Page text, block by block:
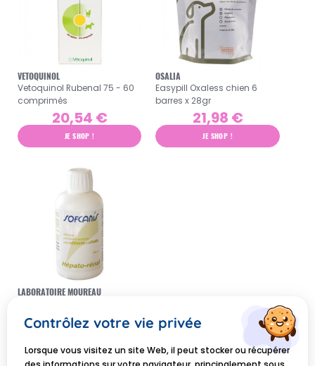
VETOQUINOL
Vetoquinol Rubenal 75 - 60
comprimés
20,54 €
JE SHOP !
OSALIA
Easypill Oxaless chien 6
barres x 28gr
21,98 €
JE SHOP !
LABORATOIRE MOUREAU
Rénal chien et chat 250ml
17,60 €
JE SHOP !
Contrôlez votre vie privée
Lorsque vous visitez un site Web, il peut stocker ou récupérer